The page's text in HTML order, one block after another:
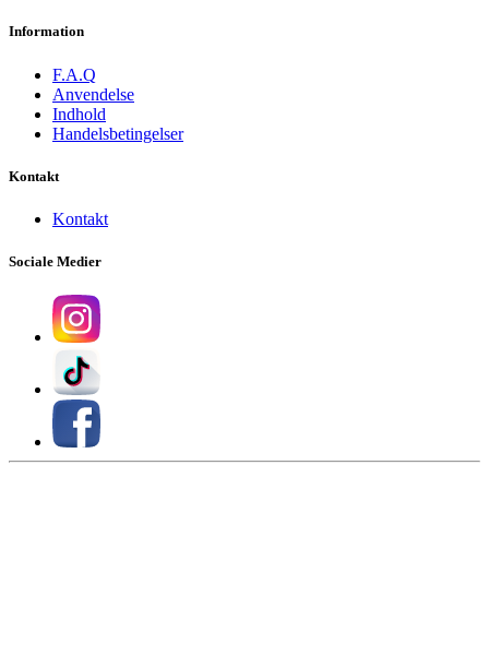
Information
F.A.Q
Anvendelse
Indhold
Handelsbetingelser
Kontakt
Kontakt
Sociale Medier